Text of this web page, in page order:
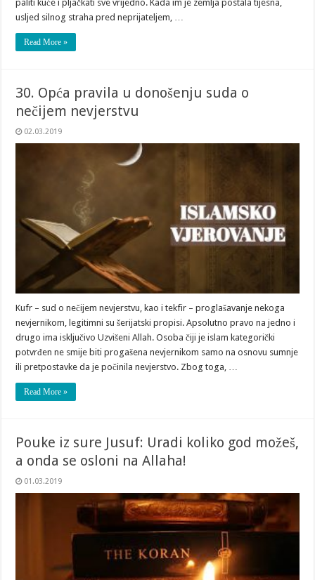
paliti kuće i pljačkati sve vrijedno. Kada im je zemlja postala tijesna,
usljed silnog straha pred neprijateljem, …
Read More »
30. Opća pravila u donošenju suda o
nečijem nevjerstvu
02.03.2019
Kufr – sud o nečijem nevjerstvu, kao i tekfir – proglašavanje nekoga
nevjernikom, legitimni su šerijatski propisi. Apsolutno pravo na jedno i
drugo ima isključivo Uzvišeni Allah. Osoba čiji je islam kategorički
potvrđen ne smije biti progašena nevjernikom samo na osnovu sumnje
ili pretpostavke da je počinila nevjerstvo. Zbog toga, …
Read More »
Pouke iz sure Jusuf: Uradi koliko god možeš,
a onda se osloni na Allaha!
01.03.2019